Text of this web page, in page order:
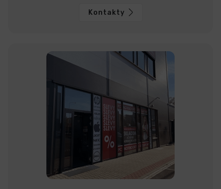
Kontakty